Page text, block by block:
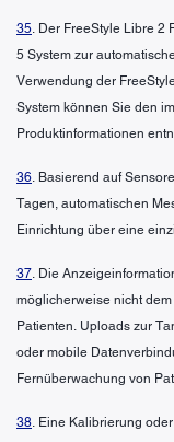
35. Der FreeStyle Libre 2
5 System zur
Verwendung der
System können Sie den
Produktinformationen
36. Basierend auf
Tagen, automatischen
Einrichtung über eine
37. Die
möglicherweise nicht
Patienten. Uploads zur
oder mobile
Fernüberwachung von
38. Eine Kalibrierung